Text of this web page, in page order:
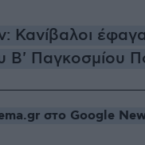
Κανίβαλοι
Β' Παγκοσμίου
στο Google